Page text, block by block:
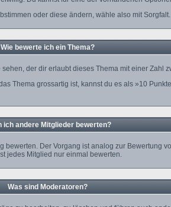
oder diese ändern, wähle also mit Sorgfalt.
Wie bewerte ich ein Thema?
der dir erlaubt dieses Thema mit einer Zahl
Thema grossartig ist, kannst du es als »10
ich andere Mitglieder bewerten?
Der Vorgang ist analog zur Bewertung
jedes Mitglied nur einmal bewerten.
Was sind Moderatoren?